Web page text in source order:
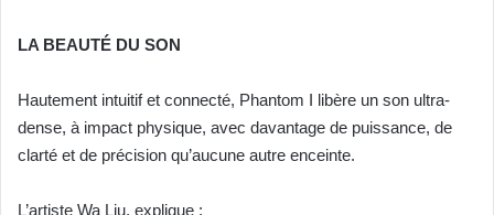
LA BEAUTÉ DU SON
Hautement intuitif et connecté, Phantom I libère un son ultra-
dense, à impact physique, avec davantage de puissance, de
clarté et de précision qu’aucune autre enceinte.
L’artiste Wa Liu, explique :